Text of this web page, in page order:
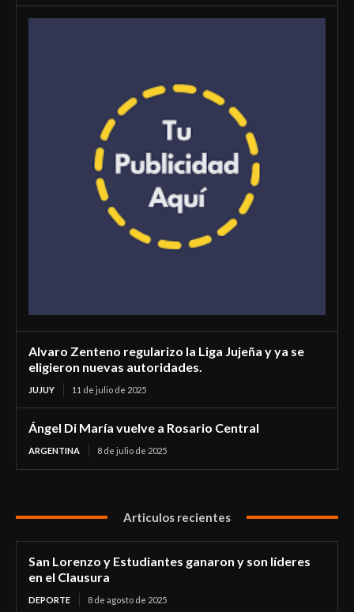
Alvaro Zenteno regularizo la Liga Jujeña y ya se
eligieron nuevas autoridades.
JUJUY 11 de julio de 2025
Ángel Di María vuelve a Rosario Central
ARGENTINA 8 de julio de 2025
Articulos recientes
San Lorenzo y Estudiantes ganaron y son líderes
en el Clausura
DEPORTE 8 de agosto de 2025